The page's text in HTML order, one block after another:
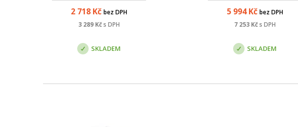
gigabitovým Ethernetem a 2,5
gigabitovým SFP pro optické
2 718Kč bez DPH
3 289Kčs DPH
SKLADEM
instalací, přístavů, průmyslových
areálů i námořního prostředí.
5 994Kč bez DPH
7 253Kč s DPH
SKLADEM